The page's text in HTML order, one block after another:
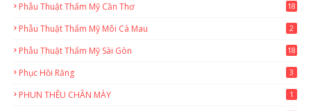
Phẫu Thuật Thẩm Mỹ Cần Thơ
18
Phẫu Thuật Thẩm Mỹ Môi Cà Mau 2
Phẫu Thuật Thẩm Mỹ Sài Gòn
18
Phục Hồi Răng 3
PHUN THÊU CHÂN MÀY 1